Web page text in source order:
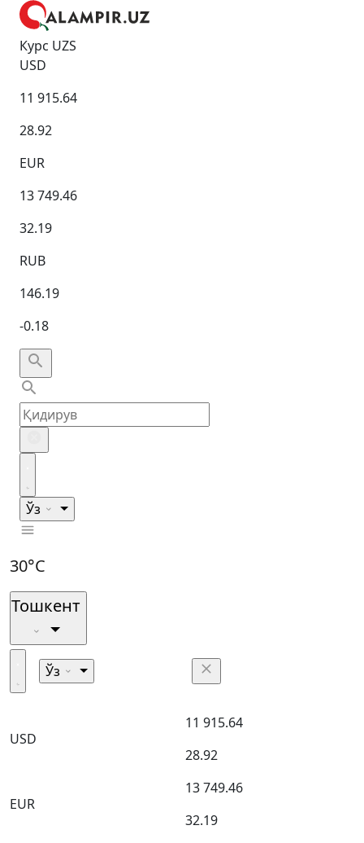
Курс UZS
USD
11 915.64
28.92
EUR
13 749.46
32.19
RUB
146.19
-0.18
Ўз
30°C
Тошкент
Ўз
USD
11 915.64
28.92
EUR
13 749.46
32.19